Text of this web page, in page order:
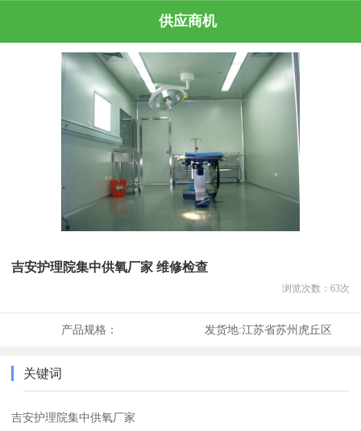
供应商机
吉安护理院集中供氧厂家 维修检查
浏览次数： 63次
产品规格： 发货地:江苏省苏州虎丘区
关键词
吉安护理院集中供氧厂家